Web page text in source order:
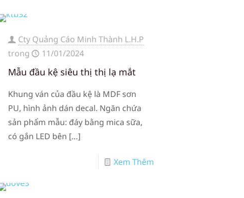
Cty Quảng Cáo Minh Thành L.H.P
trong
11/01/2024
Mẫu đầu kệ siêu thị thị lạ mắt
Khung ván của đầu kệ là MDF sơn
PU, hình ảnh dán decal. Ngăn chứa
sản phẩm mẫu: đáy bằng mica sữa,
có gắn LED bên […]
Xem Thêm